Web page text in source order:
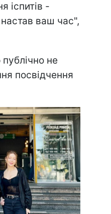
іспитів -
ваш час",
не
посвідчення